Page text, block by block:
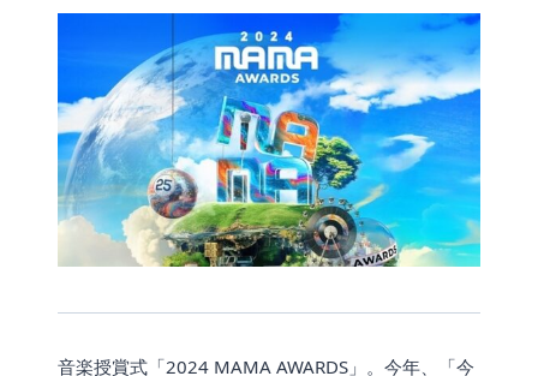
音楽授賞式「2024 MAMA AWARDS」。今年、「今